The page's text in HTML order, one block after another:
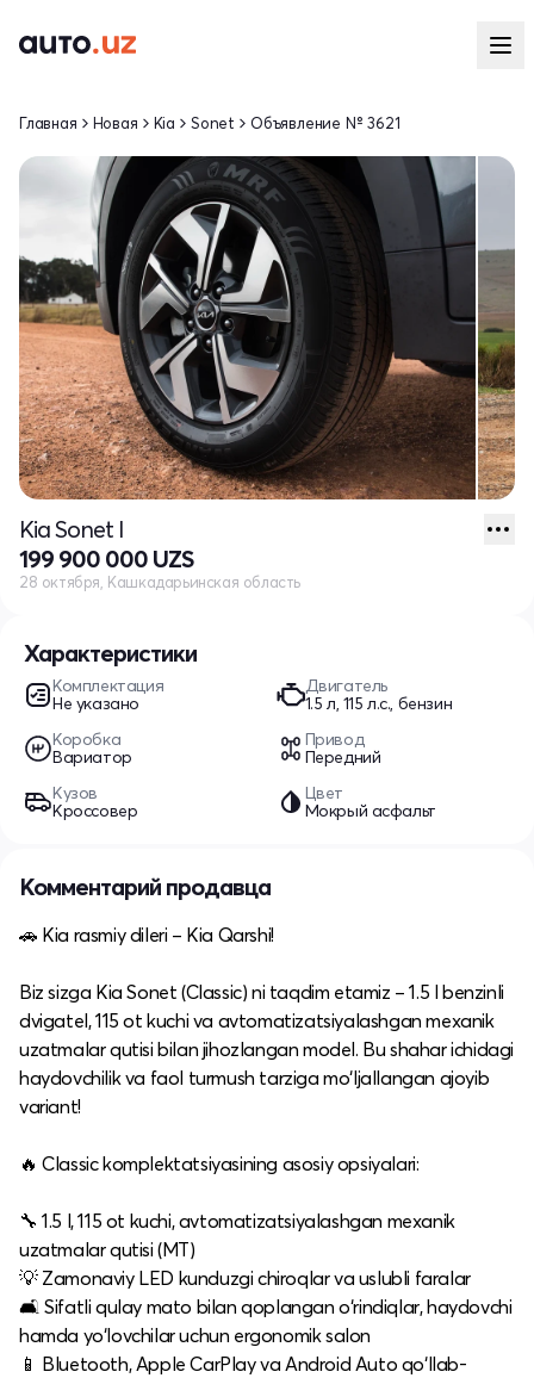
Характеристики
Комплектация
Не указано
Двигатель
1.5 л, 115 л.с., бензин
Коробка
Вариатор
Привод
Передний
Кузов
Кроссовер
Цвет
Мокрый асфальт
Главная Новая Kia Sonet Объявление № 3621
Kia Sonet I
199 900 000 UZS
28 октября, Кашкадарьинская область
Комментарий продавца
🚗 Kia rasmiy dileri – Kia Qarshi!
Biz sizga Kia Sonet (Classic) ni taqdim etamiz – 1.5 l benzinli
dvigatel, 115 ot kuchi va avtomatizatsiyalashgan mexanik
uzatmalar qutisi bilan jihozlangan model. Bu shahar ichidagi
haydovchilik va faol turmush tarziga mo‘ljallangan ajoyib
variant!
🔥 Classic komplektatsiyasining asosiy opsiyalari:
🔧 1.5 l, 115 ot kuchi, avtomatizatsiyalashgan mexanik
uzatmalar qutisi (MT)
💡 Zamonaviy LED kunduzgi chiroqlar va uslubli faralar
🛋️ Sifatli qulay mato bilan qoplangan o‘rindiqlar, haydovchi
hamda yo‘lovchilar uchun ergonomik salon
📱 Bluetooth, Apple CarPlay va Android Auto qo‘llab-